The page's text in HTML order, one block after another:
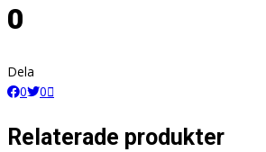
0
Dela
0
0
Relaterade produkter